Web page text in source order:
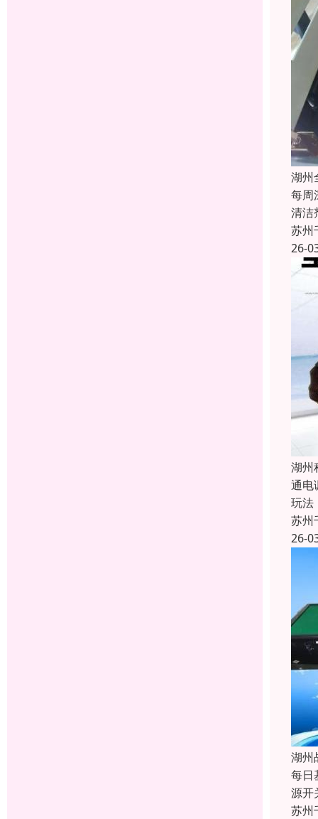
湖州
每周
清洁
苏州
26-
湖州
通电
玩法
苏州
26-
湖州
每日
源开
苏州